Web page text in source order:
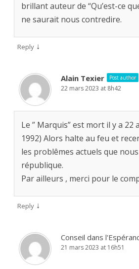
brillant auteur de “Qu’est-ce
ne saurait nous contredire.
Reply ↓
Alain Texier Post author
22 mars 2023 at 8h42
Le ” Marquis” est mort il y a 22
1992) Alors halte au feu et
les problêmes actuels que
république.
Par ailleurs , merci pour le
Reply ↓
Conseil dans
21 mars 2023 at 16h51